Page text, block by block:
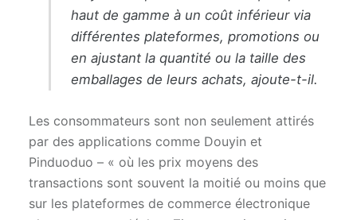
haut de gamme à un coût inférieur via
différentes plateformes, promotions ou
en ajustant la quantité ou la taille des
emballages de leurs achats, ajoute-t-il.
Les consommateurs sont non seulement attirés
par des applications comme Douyin et
Pinduoduo – « où les prix moyens des
transactions sont souvent la moitié ou moins que
sur les plateformes de commerce électronique